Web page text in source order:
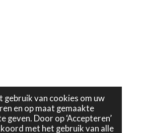
gebruik van cookies om uw
en op maat gemaakte
Door op ‘Accepteren’
met het gebruik van alle